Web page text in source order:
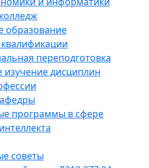
образование
переподготовка
изучение дисциплин
программы в сфере
советы